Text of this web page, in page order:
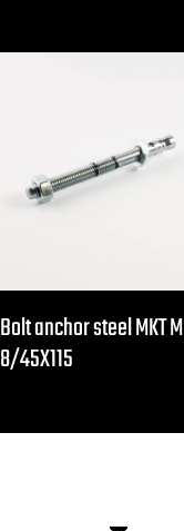
Bolt anchor steel MKT M
8/45X115